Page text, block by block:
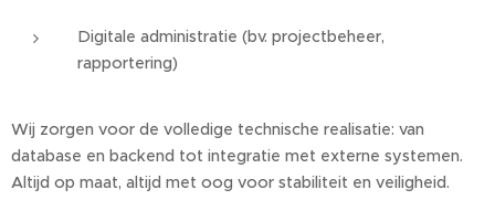
Digitale administratie (bv. projectbeheer,
rapportering)
Wij zorgen voor de volledige technische realisatie: van
database en backend tot integratie met externe systemen.
Altijd op maat, altijd met oog voor stabiliteit en veiligheid.